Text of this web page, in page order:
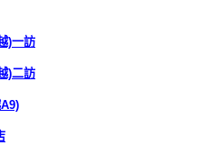
)一訪
)二訪